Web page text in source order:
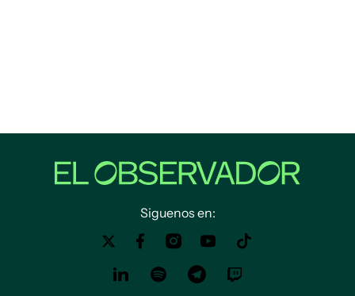
Siguenos en: